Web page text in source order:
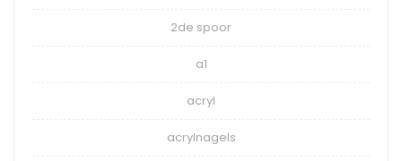
2de spoor
a1
acryl
acrylnagels